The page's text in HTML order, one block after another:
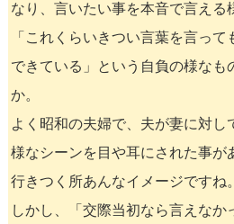
なり、言いたい事を本音で言える
「これくらいきつい言葉を言っ
できている」という自負の様なも
か。
よく昭和の夫婦で、夫が妻に対し
様なシーンを目や耳にされた事が
行きつく所あんなイメージですね。
しかし、「交際当初なら言えなか